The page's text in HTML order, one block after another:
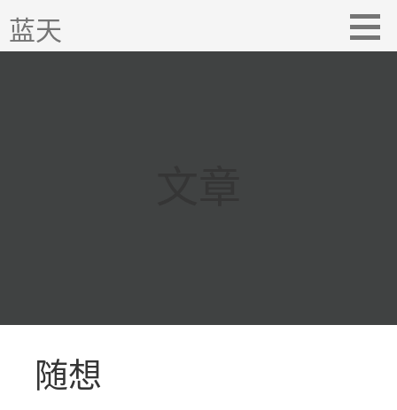
至
内
蓝天
随想